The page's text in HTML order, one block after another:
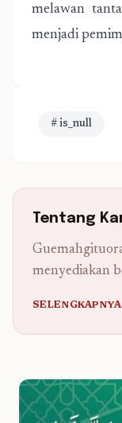
melawan
menjadi
# is_null
Tentang
menyediakan